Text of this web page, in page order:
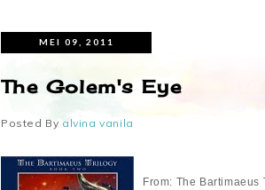
MEI 09, 2011
The Golem's Eye
Posted By alvina vanila
From: The Bartimaeus